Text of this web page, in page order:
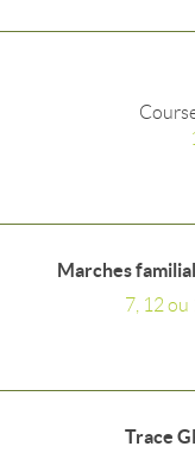
Marches
7, 12 ou
Trace